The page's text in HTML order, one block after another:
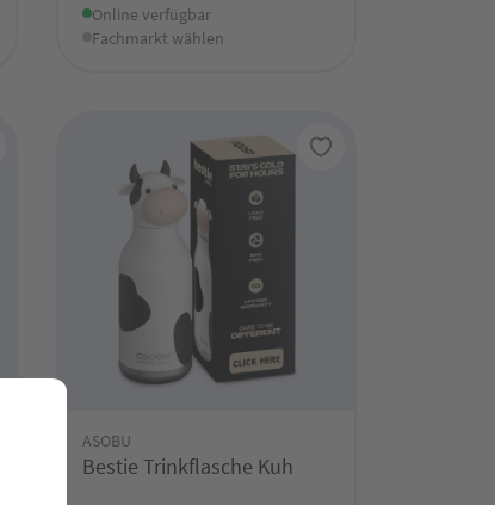
Online verfügbar
Fachmarkt wählen
ASOBU
Bestie Trinkflasche Kuh